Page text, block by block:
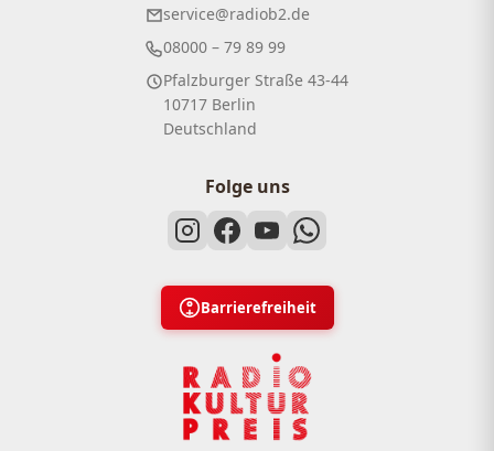
service@radiob2.de
08000 – 79 89 99
Pfalzburger Straße 43-44
10717 Berlin
Deutschland
Folge uns
Barrierefreiheit